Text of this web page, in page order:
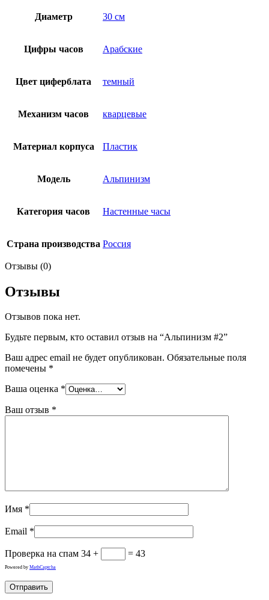
Диаметр 30 см
Цифры часов Арабские
Цвет циферблата темный
Механизм часов кварцевые
Материал корпуса Пластик
Модель Альпинизм
Категория часов Настенные часы
Страна производства Россия
Отзывы (0)
Отзывы
Отзывов пока нет.
Будьте первым, кто оставил отзыв на “Альпинизм #2”
Ваш адрес email не будет опубликован. Обязательные поля
помечены *
Ваша оценка *
Ваш отзыв *
Имя *
Email *
Проверка на спам 34 + = 43
Powered by MathCaptcha